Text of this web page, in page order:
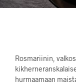
Rosmariinin,
hurmaamaan